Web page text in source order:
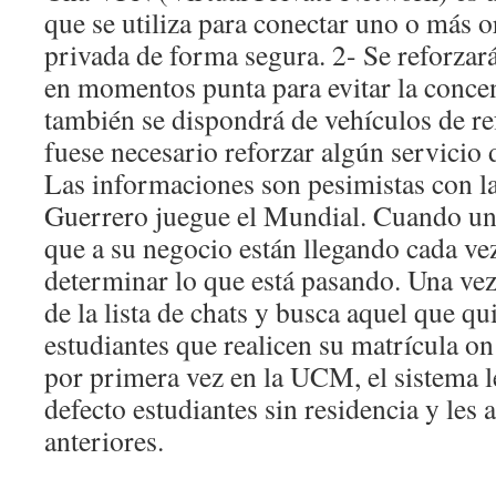
que se utiliza para conectar uno o más
privada de forma segura. 2- Se
en momentos punta para evitar la
también se dispondrá de vehículos de
fuese necesario reforzar algún servicio
Las informaciones son pesimistas con
Guerrero juegue el Mundial. Cuando
que a su negocio están llegando cada
determinar lo que está pasando. Una
de la lista de chats y busca aquel que
estudiantes que realicen su matrícula
por primera vez en la UCM, el sistema
defecto estudiantes sin residencia y les
anteriores.